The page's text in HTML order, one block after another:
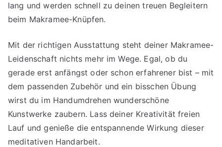
lang und werden schnell zu deinen treuen Begleitern
beim Makramee-Knüpfen.
Mit der richtigen Ausstattung steht deiner Makramee-
Leidenschaft nichts mehr im Wege. Egal, ob du
gerade erst anfängst oder schon erfahrener bist – mit
dem passenden Zubehör und ein bisschen Übung
wirst du im Handumdrehen wunderschöne
Kunstwerke zaubern. Lass deiner Kreativität freien
Lauf und genieße die entspannende Wirkung dieser
meditativen Handarbeit.